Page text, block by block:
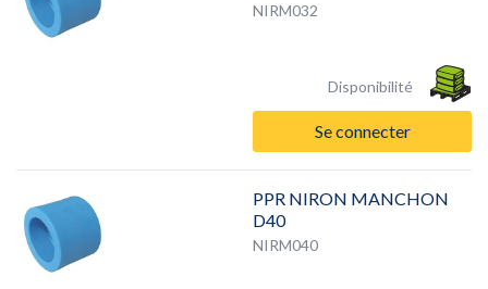
NIRM032
Disponibilité
Se connecter
PPR NIRON MANCHON
D40
NIRM040